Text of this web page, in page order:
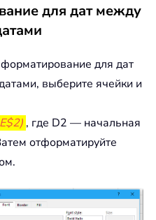
для дат между
для дат
выберите ячейки и
, где D2 — начальная
отформатируйте